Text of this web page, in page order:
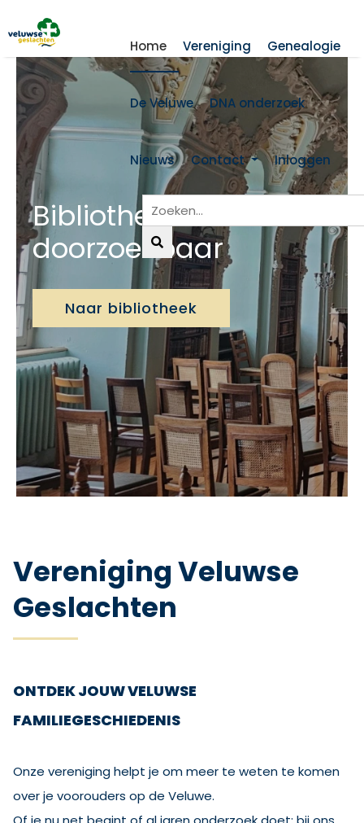
Home Vereniging Genealogie
De Veluwe DNA onderzoek
Nieuws Contact Inloggen
Bibliotheek nu
doorzoekbaar
Naar bibliotheek
Vereniging Veluwse
Geslachten
ONTDEK JOUW VELUWSE
FAMILIEGESCHIEDENIS
Onze vereniging helpt je om meer te weten te komen
over je voorouders op de Veluwe.